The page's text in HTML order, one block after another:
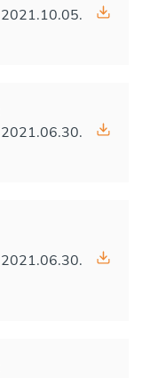
2021.10.05.
2021.06.30.
2021.06.30.